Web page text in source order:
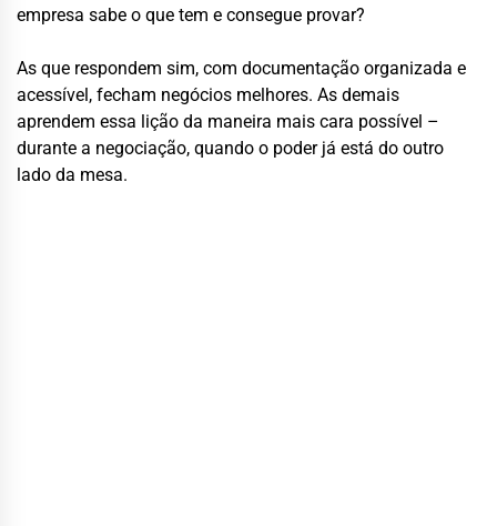
empresa sabe o que tem e consegue provar?
As que respondem sim, com documentação organizada e
acessível, fecham negócios melhores. As demais
aprendem essa lição da maneira mais cara possível –
durante a negociação, quando o poder já está do outro
lado da mesa.